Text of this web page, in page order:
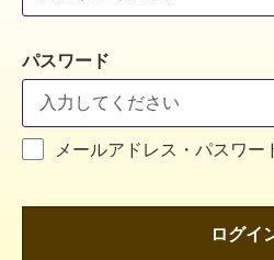
パスワード
メールアドレス・パスワー
ログイ